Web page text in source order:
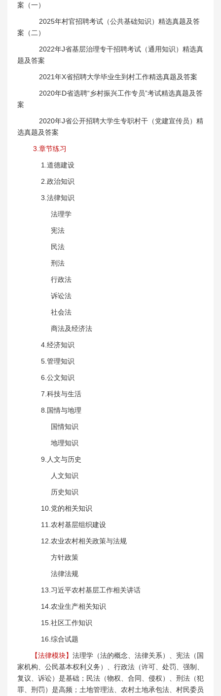
案（一）
2025年村官招聘考试（公共基础知识）精选真题及答
案（二）
2022年J省基层治理专干招聘考试（通用知识）精选真
题及答案
2021年X省招聘大学毕业生到村工作精选真题及答案
2020年D省选聘“乡村振兴工作专员”考试精选真题及答
案
2020年J省公开招聘大学生专职村干（党建宣传员）精
选真题及答案
3.章节练习
1.道德建设
2.政治知识
3.法律知识
法理学
宪法
民法
刑法
行政法
诉讼法
社会法
商法及经济法
4.经济知识
5.管理知识
6.公文知识
7.科技与生活
8.国情与地理
国情知识
地理知识
9.人文与历史
人文知识
历史知识
10.党的相关知识
11.农村基层组织建设
12.农业农村相关政策与法规
方针政策
法律法规
13.习近平农村基层工作相关讲话
14.农业生产相关知识
15.社区工作知识
16.综合试题
【法律模块】 法理学（法的概念、法律关系）、宪法（国
家机构、公民基本权利义务）、行政法（许可、处罚、强制、
复议、诉讼）是基础；民法（物权、合同、侵权）、刑法（犯
罪、刑罚）是高频；土地管理法、农村土地承包法、村民委员